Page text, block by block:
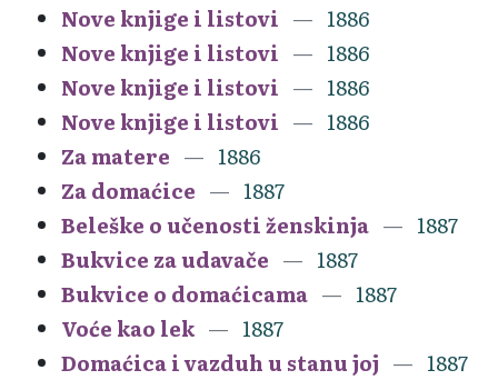
Nove knjige i listovi
1886
Nove knjige i listovi
1886
Nove knjige i listovi
1886
Nove knjige i listovi
1886
Za matere
1886
Za domaćice
1887
Beleške o učenosti ženskinja
1887
Bukvice za udavače
1887
Bukvice o domaćicama
1887
Voće kao lek
1887
Domaćica i vazduh u stanu joj
1887